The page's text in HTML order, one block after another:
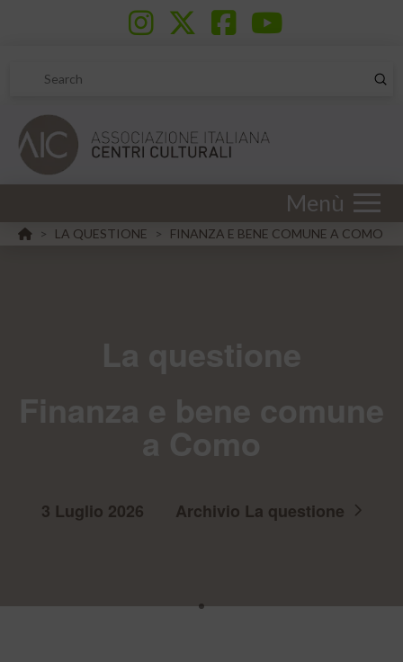
Search
Menù
HOME
> LA QUESTIONE > FINANZA E BENE COMUNE A COMO
3 Luglio 2026 Archivio La questione